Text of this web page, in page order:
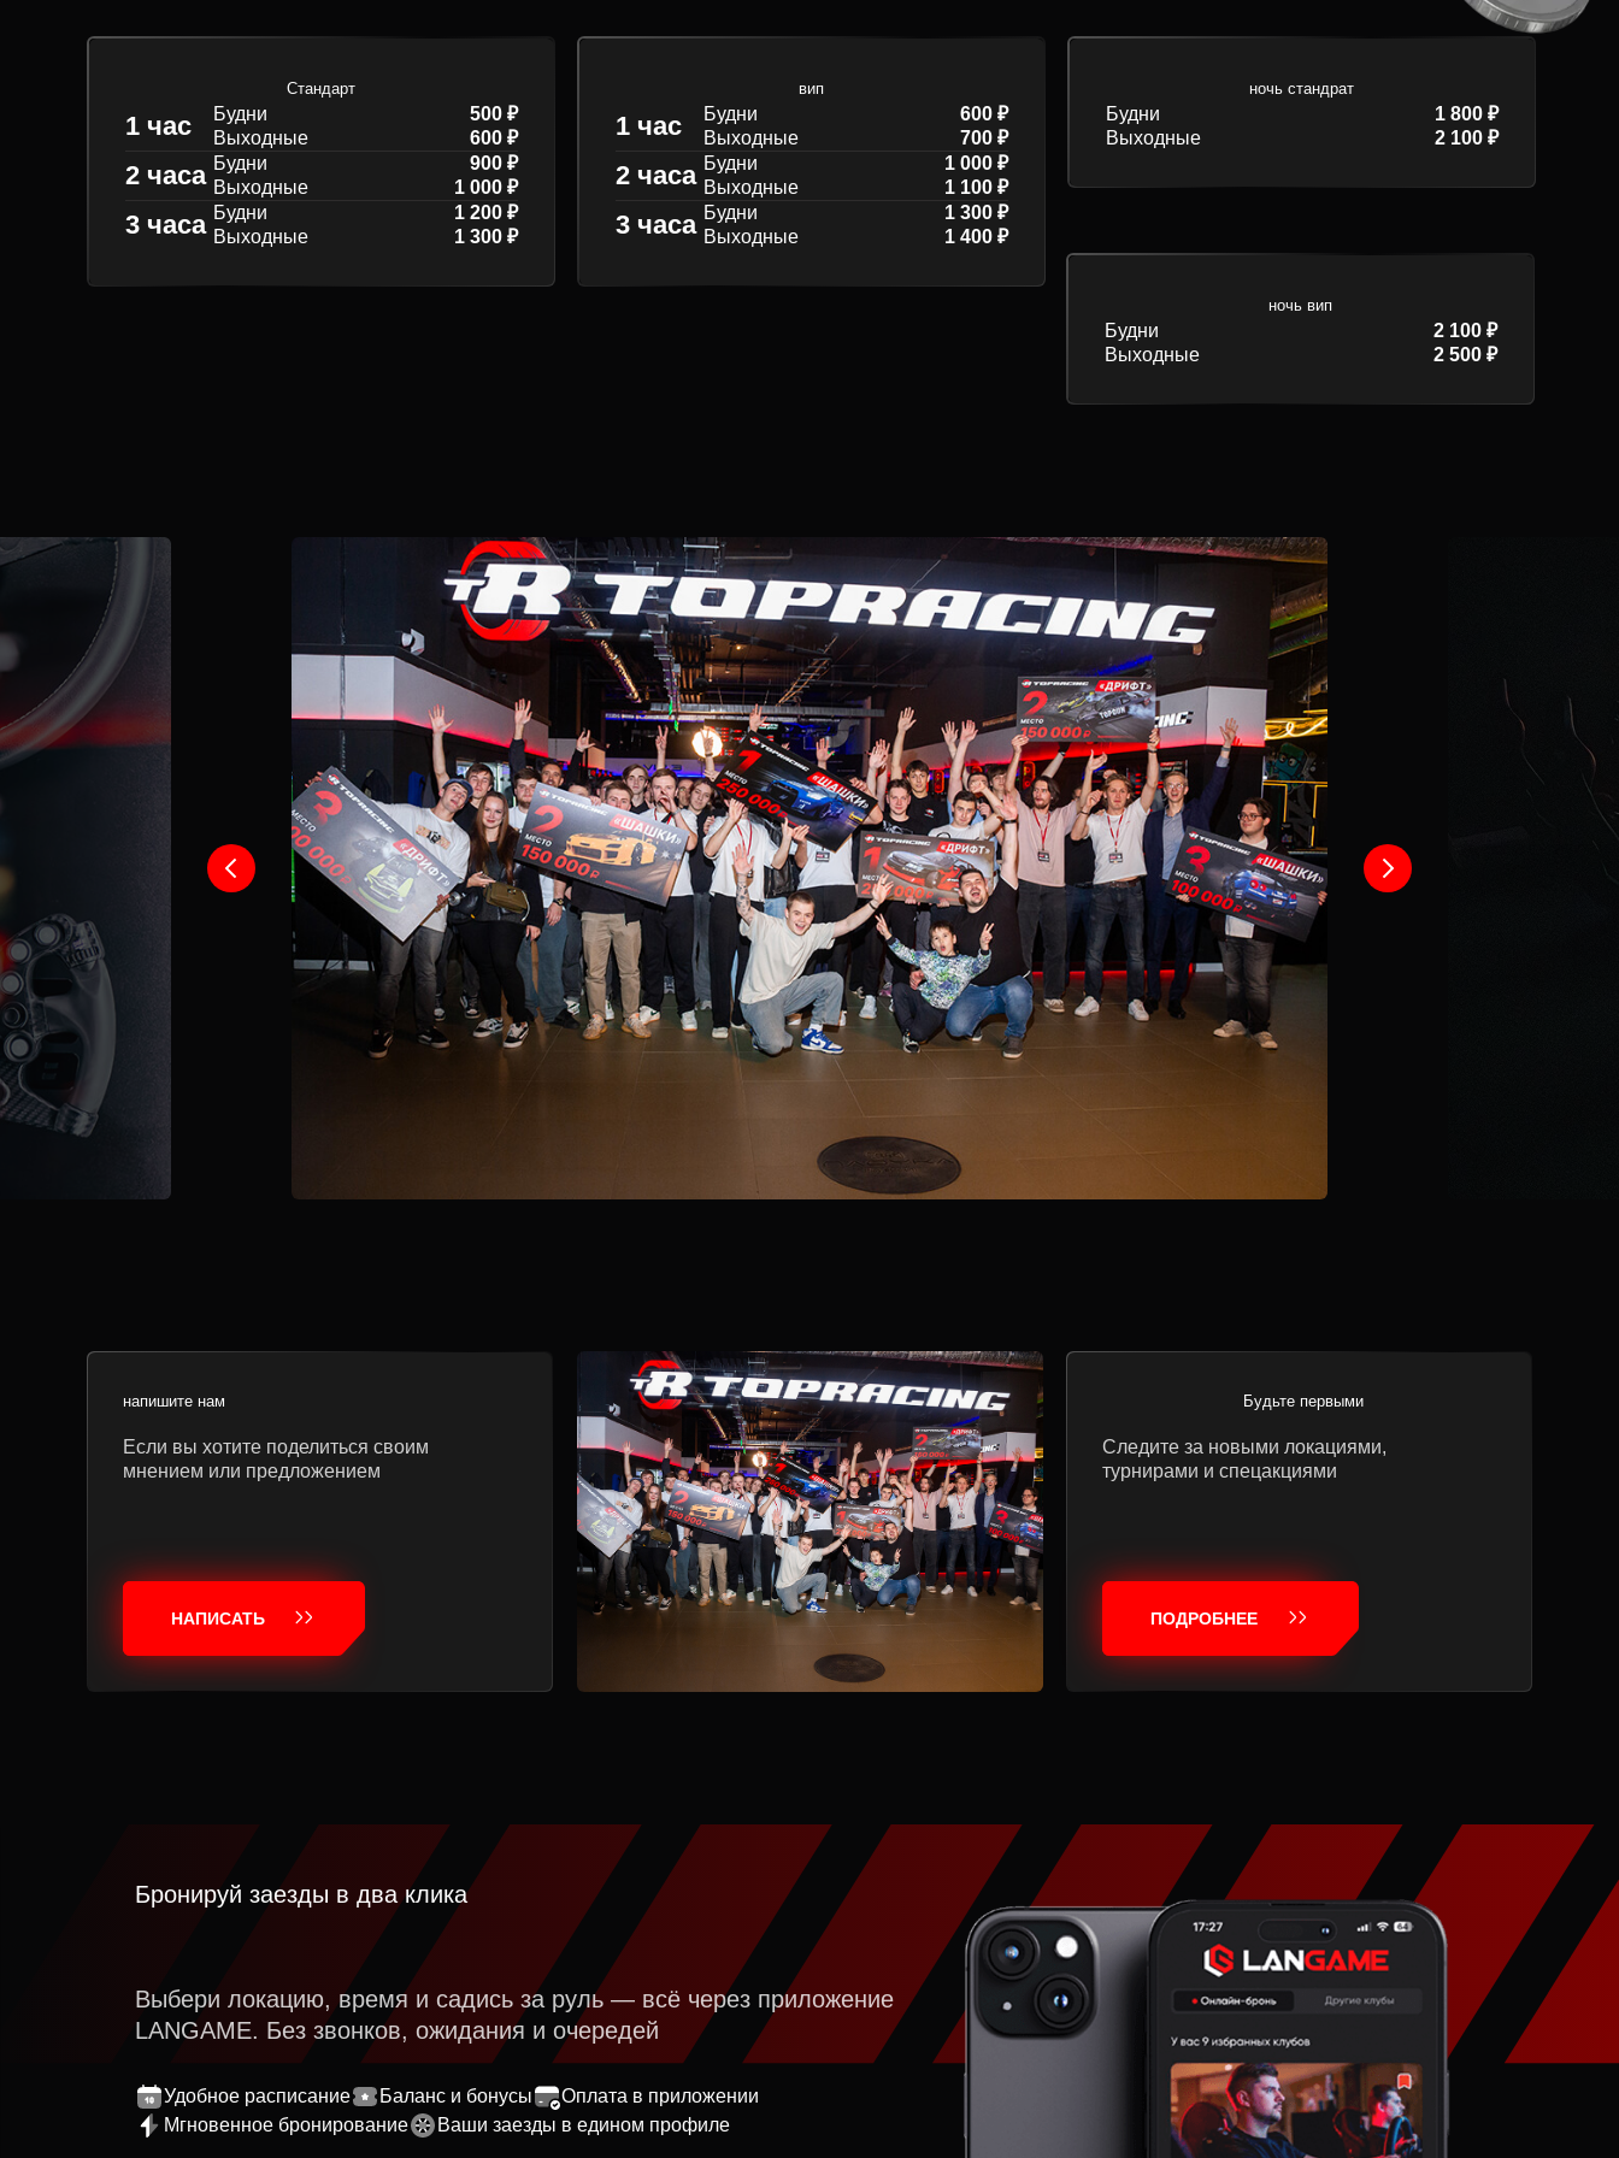
Стандарт
1 час Будни
500 ₽
Выходные
600 ₽
2 часа Будни
900 ₽
Выходные
1 000 ₽
3 часа Будни
1 200 ₽
Выходные
1 300 ₽
вип
1 час Будни
600 ₽
Выходные
700 ₽
2 часа Будни
1 000 ₽
Выходные
1 100 ₽
3 часа Будни
1 300 ₽
Выходные
1 400 ₽
ночь стандрат
Будни
1 800 ₽
Выходные
2 100 ₽
ночь вип
Будни
2 100 ₽
Выходные
2 500 ₽
ПОДРОБНЕЕ
Будьте первыми
Следите за новыми локациями,
турнирами и спецакциями
напишите нам
НАПИСАТЬ
Если вы хотите поделиться своим
мнением или предложением
Бронируй заезды в два клика
Выбери локацию, время и садись за руль — всё через приложение
LANGAME. Без звонков, ожидания и очередей
Удобное расписание Баланс и бонусы
Оплата в приложении
Мгновенное бронирование
Ваши заезды в едином профиле